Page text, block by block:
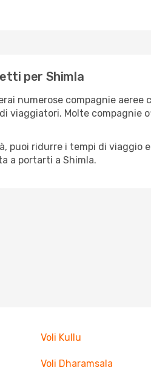
per Shimla
numerose compagnie
Molte compagnie
puoi ridurre i tempi di viaggio
a portarti a Shimla.
Voli Kullu
Voli Dharamsala